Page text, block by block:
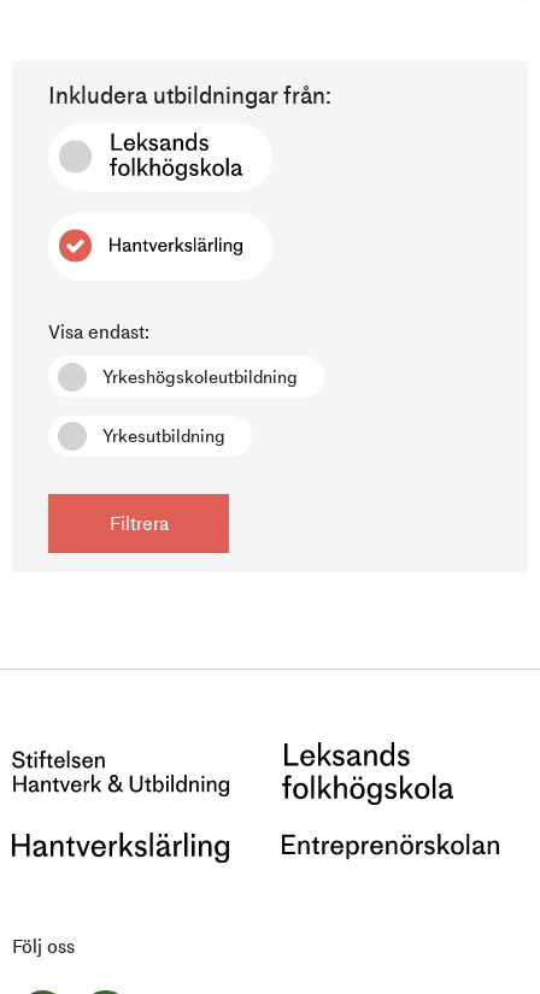
Inkludera utbildningar från:
Visa endast:
Yrkeshögskoleutbildning
Yrkesutbildning
Följ oss